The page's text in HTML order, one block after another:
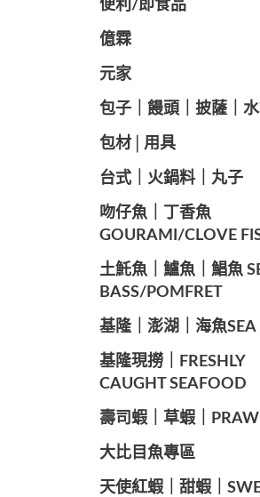
便利/即食品
億霖
元家
包子｜饅頭｜披薩｜
包材│用具
️台式｜火鍋料｜丸子
️吻仔魚｜丁香魚
GOURAMI/CLOVE
土魠魚｜鱸魚｜鯧魚
BASS/POMFRET
基隆｜澎湖｜海魚SEA
️基隆現撈｜FRESHLY
CAUGHT SEAFOOD
壽司蝦｜草蝦｜
️大比目魚專區
天使紅蝦｜甜蝦｜